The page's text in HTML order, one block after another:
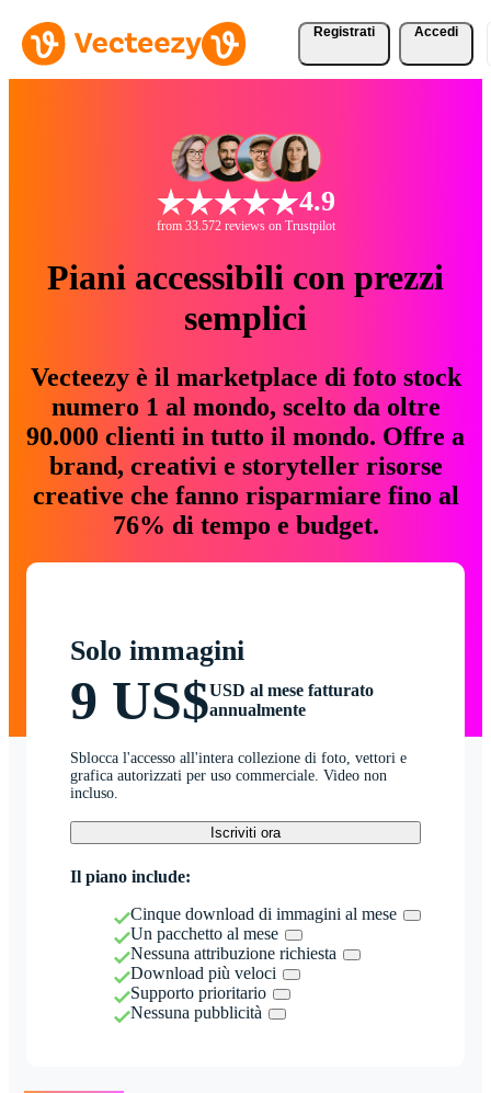
Registrati Accedi
4.9
from 33.572 reviews on Trustpilot
Piani accessibili con prezzi
semplici
Vecteezy è il marketplace di foto stock
numero 1 al mondo, scelto da oltre
90.000 clienti in tutto il mondo. Offre a
brand, creativi e storyteller risorse
creative che fanno risparmiare fino al
76% di tempo e budget.
Solo immagini
9 US$USD al mese fatturato
annualmente
Sblocca l'accesso all'intera collezione di foto, vettori e
grafica autorizzati per uso commerciale. Video non
incluso.
Iscriviti ora
Il piano include:
Cinque download di immagini al mese
Un pacchetto al mese
Nessuna attribuzione richiesta
Download più veloci
Supporto prioritario
Nessuna pubblicità